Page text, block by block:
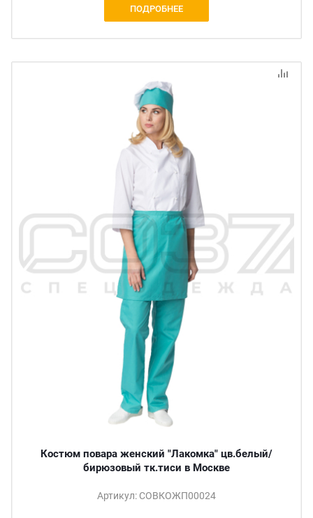
ПОДРОБНЕЕ
Костюм повара женский "Лакомка" цв.белый/
бирюзовый тк.тиси в Москве
Артикул: СОВКОЖП00024